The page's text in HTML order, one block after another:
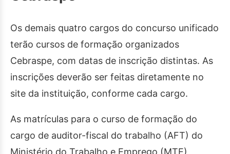
Os demais quatro cargos do concurso unificado
terão cursos de formação organizados
Cebraspe, com datas de inscrição distintas. As
inscrições deverão ser feitas diretamente no
site da instituição, conforme cada cargo.
As matrículas para o curso de formação do
cargo de auditor-fiscal do trabalho (AFT) do
Ministério do Trabalho e Emprego (MTE)